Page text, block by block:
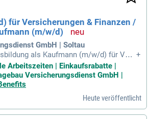
für Versicherungen & Finanzen /
(m/w/d)
GmbH | Soltau
als Kaufmann (m/w/d) für Vers
gerne mit Weiterbildung zum Versi
d); Mehrjährige Berufserfahrung – a
– sowie Fachkenntnisse im Ber
+
Arbeitszeiten | Einkaufsrabatte |
Versicherungsdienst GmbH |
Heute veröffentlicht